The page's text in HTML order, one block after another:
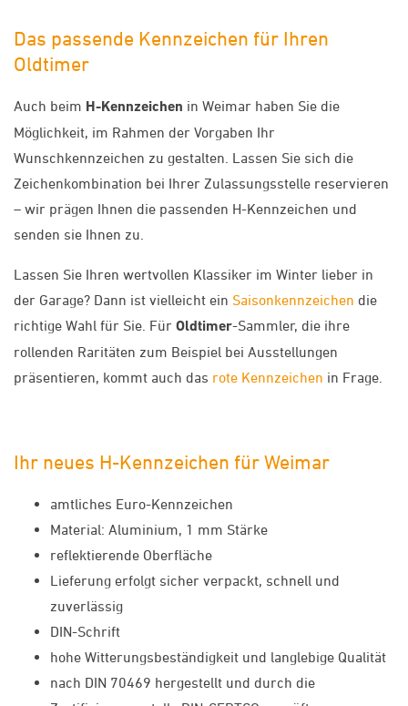
Das passende Kennzeichen für Ihren
Oldtimer
Auch beim H-Kennzeichen in Weimar haben Sie die
Möglichkeit, im Rahmen der Vorgaben Ihr
Wunschkennzeichen zu gestalten. Lassen Sie sich die
Zeichenkombination bei Ihrer Zulassungsstelle reservieren
– wir prägen Ihnen die passenden H-Kennzeichen und
senden sie Ihnen zu.
Lassen Sie Ihren wertvollen Klassiker im Winter lieber in
der Garage? Dann ist vielleicht ein Saisonkennzeichen die
richtige Wahl für Sie. Für Oldtimer-Sammler, die ihre
rollenden Raritäten zum Beispiel bei Ausstellungen
präsentieren, kommt auch das rote Kennzeichen in Frage.
Ihr neues H-Kennzeichen für Weimar
amtliches Euro-Kennzeichen
Material: Aluminium, 1 mm Stärke
reflektierende Oberfläche
Lieferung erfolgt sicher verpackt, schnell und
zuverlässig
DIN-Schrift
hohe Witterungsbeständigkeit und langlebige Qualität
nach DIN 70469 hergestellt und durch die